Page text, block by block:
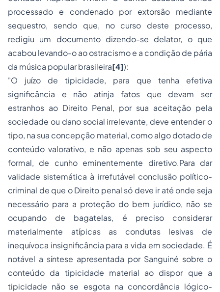
processado e condenado por extorsão mediante
sequestro, sendo que, no curso deste processo,
redigiu um documento dizendo-se delator, o que
acabou levando-o ao ostracismo e a condição de pária
da música popular brasileira[4]):
"O juízo de tipicidade, para que tenha efetiva
significância e não atinja fatos que devam ser
estranhos ao Direito Penal, por sua aceitação pela
sociedade ou dano social irrelevante, deve entender o
tipo, na sua concepção material, como algo dotado de
conteúdo valorativo, e não apenas sob seu aspecto
formal, de cunho eminentemente diretivo.Para dar
validade sistemática à irrefutável conclusão político-
criminal de que o Direito penal só deve ir até onde seja
necessário para a proteção do bem jurídico, não se
ocupando de bagatelas, é preciso considerar
materialmente atípicas as condutas lesivas de
inequívoca insignificância para a vida em sociedade. É
notável a síntese apresentada por Sanguiné sobre o
conteúdo da tipicidade material ao dispor que a
tipicidade não se esgota na concordância lógico-